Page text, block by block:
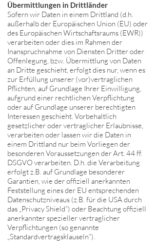
Übermittlungen in Drittländer
Sofern wir Daten in einem Drittland (d.h.
außerhalb der Europäischen Union (EU) oder
des Europäischen Wirtschaftsraums (EWR))
verarbeiten oder dies im Rahmen der
Inanspruchnahme von Diensten Dritter oder
Offenlegung, bzw. Übermittlung von Daten
an Dritte geschieht, erfolgt dies nur, wenn es
zur Erfüllung unserer (vor)vertraglichen
Pflichten, auf Grundlage Ihrer Einwilligung,
aufgrund einer rechtlichen Verpflichtung
oder auf Grundlage unserer berechtigten
Interessen geschieht. Vorbehaltlich
gesetzlicher oder vertraglicher Erlaubnisse,
verarbeiten oder lassen wir die Daten in
einem Drittland nur beim Vorliegen der
besonderen Voraussetzungen der Art. 44 ff.
DSGVO verarbeiten. D.h. die Verarbeitung
erfolgt z.B. auf Grundlage besonderer
Garantien, wie der offiziell anerkannten
Feststellung eines der EU entsprechenden
Datenschutzniveaus (z.B. für die USA durch
das „Privacy Shield“) oder Beachtung offiziell
anerkannter spezieller vertraglicher
Verpflichtungen (so genannte
„Standardvertragsklauseln“).